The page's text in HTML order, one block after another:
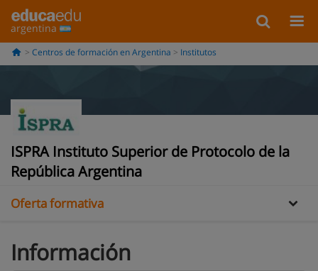
argentina
Centros de formación en Argentina Institutos
ISPRA Instituto Superior de Protocolo de la
República Argentina
Información
Opiniones
Oferta formativa
Información